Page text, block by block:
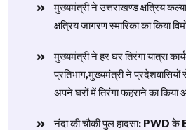
मुख्यमंत्री ने उत्तराखण्ड क्षत्रिय
क्षत्रिय जागरण स्मारिका का किया
मुख्यमंत्री ने हर घर तिरंगा यात्रा
प्रतिभाग,मुख्यमंत्री ने प्रदेशवासियों
अपने घरों में तिरंगा फहराने का किया
नंदा की चौकी पुल हादसा: PWD के